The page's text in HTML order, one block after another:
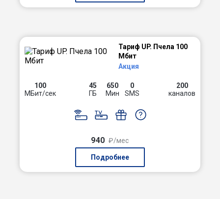
Тариф UP. Пчела 100
Мбит
Акция
100
МБит/сек
45
ГБ
650
Мин
0
SMS
200
каналов
940 ₽/мес
Подробнее